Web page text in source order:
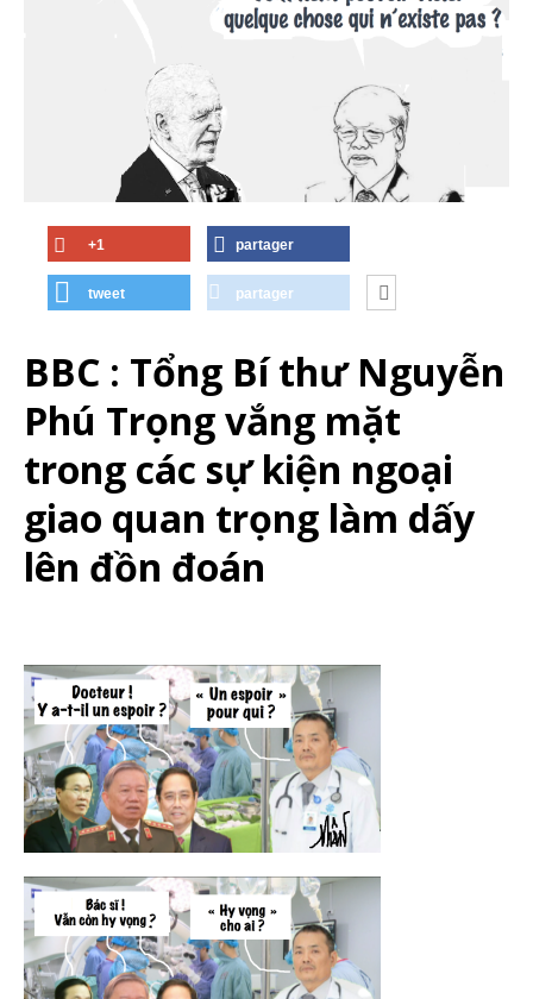
+1 partager
tweet partager
BBC : Tổng Bí thư Nguyễn
Phú Trọng vắng mặt
trong các sự kiện ngoại
giao quan trọng làm dấy
lên đồn đoán